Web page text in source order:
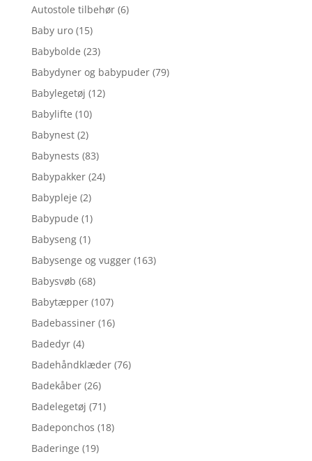
Autostole tilbehør (6)
Baby uro (15)
Babybolde (23)
Babydyner og babypuder (79)
Babylegetøj (12)
Babylifte (10)
Babynest (2)
Babynests (83)
Babypakker (24)
Babypleje (2)
Babypude (1)
Babyseng (1)
Babysenge og vugger (163)
Babysvøb (68)
Babytæpper (107)
Badebassiner (16)
Badedyr (4)
Badehåndklæder (76)
Badekåber (26)
Badelegetøj (71)
Badeponchos (18)
Baderinge (19)